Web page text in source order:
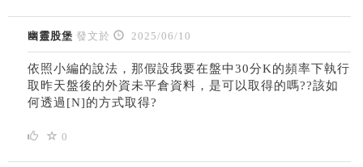
幽靈股堡 發文於 2025/06/10
依照小編的說法，那假設我要在盤中30分K的頻率下執行
取昨天盤後的外資未平倉資料，是可以取得的嗎??該如
何透過[N]的方式取得?
0